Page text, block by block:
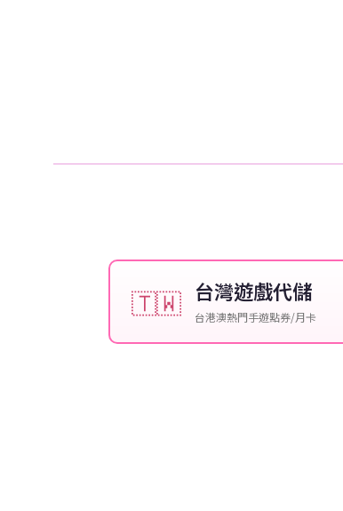
🇹🇼 台灣遊戲代儲
台港澳熱門手遊點券/月卡